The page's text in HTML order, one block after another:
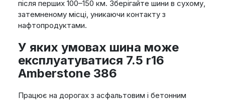
після перших 100–150 км. Зберігайте шини в сухому,
затемненому місці, уникаючи контакту з
нафтопродуктами.
У яких умовах шина може
експлуатуватися 7.5 r16
Amberstone 386
Працює на дорогах з асфальтовим і бетонним